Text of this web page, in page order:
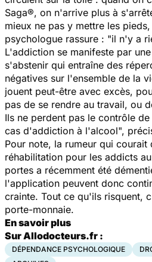
Saga®, on n'arrive plus à
mieux ne pas y mettre les
psychologue rassure : "il n'y a
L'addiction se manifeste par
s'abstenir qui entraîne des
négatives sur l'ensemble de la
jouent peut-être avec excès,
pas de se rendre au travail, ou
Ils ne perdent pas le contrôle
cas d'addiction à l'alcool",
Pour note, la rumeur qui courait
réhabilitation pour les addicts
portes a récemment été
l'application peuvent donc
crainte. Tout ce qu'ils risquent,
porte-monnaie.
En savoir plus
Sur Allodocteurs.fr :
DÉPENDANCE PSYCHOLOGIQUE